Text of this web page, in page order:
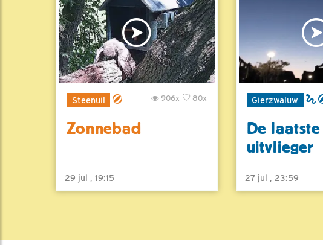
Steenuil 80x
906x
Zonnebad
29 jul , 19:15
Gierzwaluw
De laatste
uitvlieger
27 jul , 23:59